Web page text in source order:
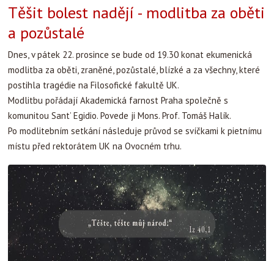
Těšit bolest nadějí - modlitba za oběti
a pozůstalé
Dnes, v pátek 22. prosince se bude od 19.30 konat ekumenická
modlitba za oběti, zraněné, pozůstalé, blízké a za všechny, které
postihla tragédie na Filosofické fakultě UK.
Modlitbu pořádají Akademická farnost Praha společně s
komunitou Sant’ Egidio. Povede ji Mons. Prof. Tomáš Halík.
Po modlitebním setkání následuje průvod se svíčkami k pietnímu
místu před rektorátem UK na Ovocném trhu.